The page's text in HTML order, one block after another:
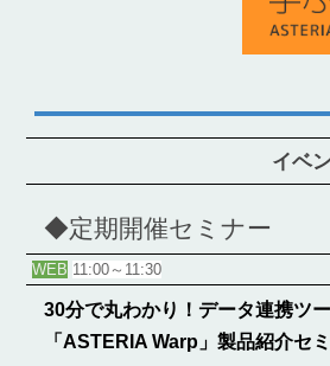
イベ
◆定期開催セミナー
WEB 11:00～11:30
30分で丸わかり！データ連携ツ
「ASTERIA Warp」製品紹介セ